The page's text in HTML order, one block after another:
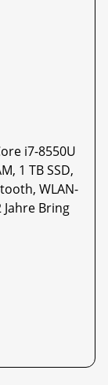
i7-8550U
1 TB SSD,
WLAN-
Jahre Bring